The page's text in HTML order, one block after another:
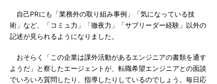
自己PRにも「業務外の取り組み事例」「気になっている技
術」など、「コミュ力」「徹夜力」「サブリーダー経験」以外の
記述が見られるようになりました。
おそらく「この企業は課外活動があるエンジニアの書類を通す
ようだ」と察したエージェントが、転職希望エンジニアとの面談
でいろいろ質問したり、指導したりしているのでしょう。毎日応